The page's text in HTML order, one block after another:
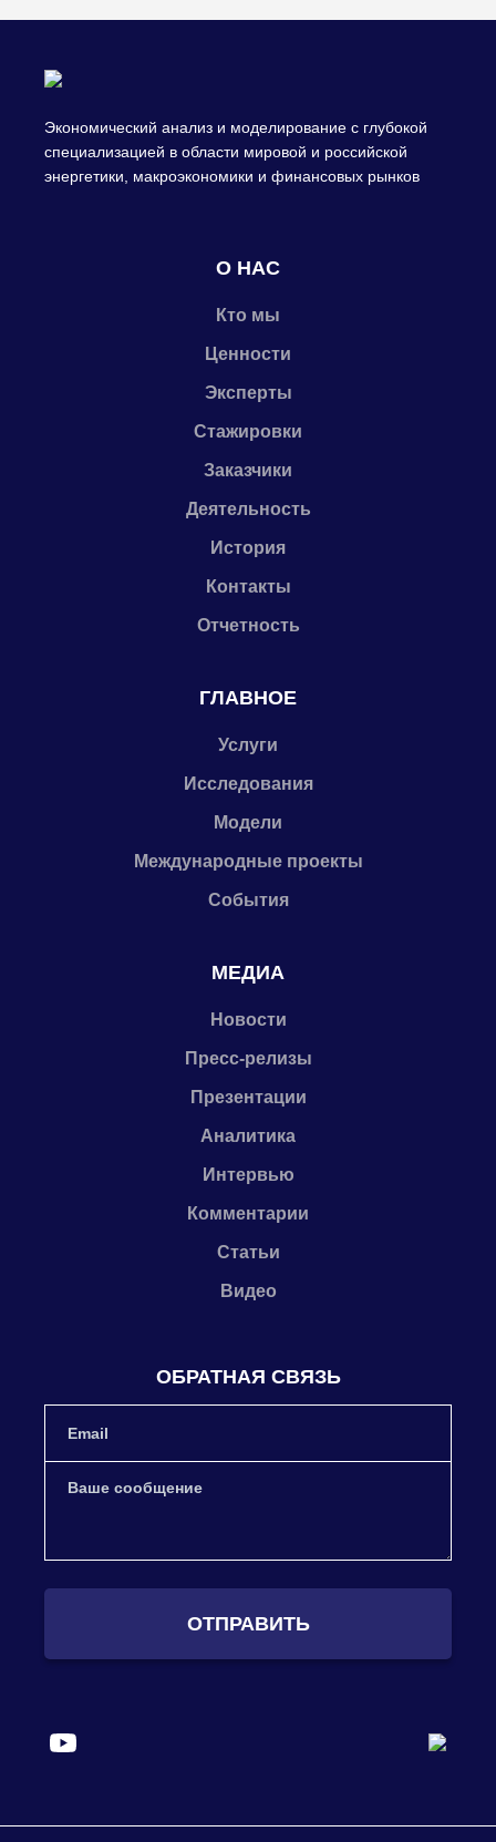
Экономический анализ и моделирование с глубокой
специализацией в области мировой и российской
энергетики, макроэкономики и финансовых рынков
О НАС
Кто мы
Ценности
Эксперты
Стажировки
Заказчики
Деятельность
История
Контакты
Отчетность
ГЛАВНОЕ
Услуги
Исследования
Модели
Международные проекты
События
МЕДИА
Новости
Пресс-релизы
Презентации
Аналитика
Интервью
Комментарии
Статьи
Видео
ОБРАТНАЯ СВЯЗЬ
ОТПРАВИТЬ